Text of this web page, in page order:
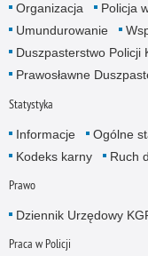
Organizacja
Policja
Umundurowanie
Duszpasterstwo Policji
Prawosławne
Statystyka
Informacje Ogólne
Kodeks karny
Ruch
Prawo
Dziennik Urzędowy
Praca w Policji